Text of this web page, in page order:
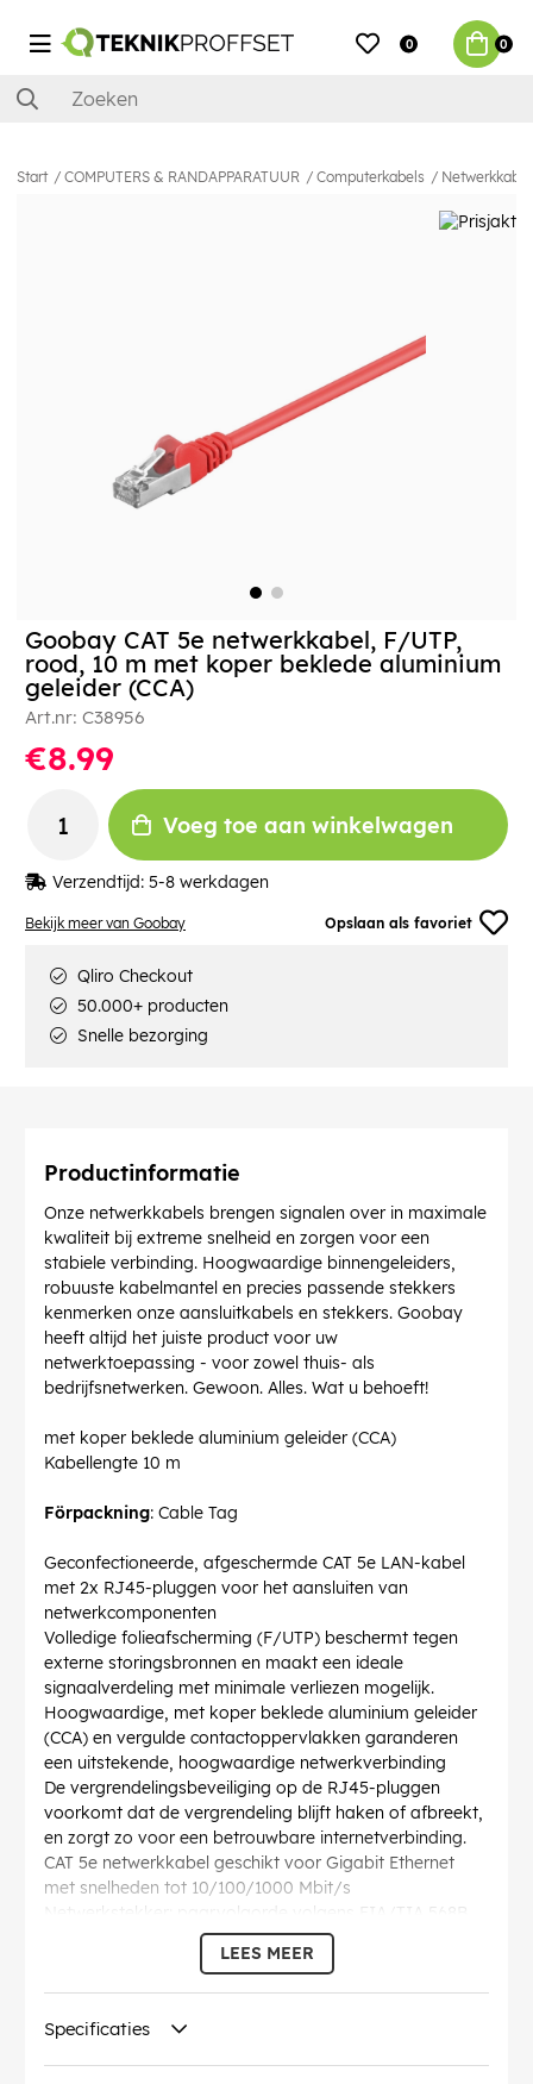
0 0
Start COMPUTERS & RANDAPPARATUUR Computerkabels
Bekijk meer van Goobay Opslaan als favoriet
Goobay CAT 5e netwerkkabel, F/UTP,
rood, 10 m met koper beklede aluminium
geleider (CCA)
Art.nr: C38956
€8.99
Voeg toe aan winkelwagen
Verzendtijd: 5-8 werkdagen
Qliro Checkout
50.000+ producten
Snelle bezorging
Productinformatie
Onze netwerkkabels brengen signalen over in maximale
kwaliteit bij extreme snelheid en zorgen voor een
stabiele verbinding. Hoogwaardige binnengeleiders,
robuuste kabelmantel en precies passende stekkers
kenmerken onze aansluitkabels en stekkers. Goobay
heeft altijd het juiste product voor uw
netwerktoepassing - voor zowel thuis- als
bedrijfsnetwerken. Gewoon. Alles. Wat u behoeft!
met koper beklede aluminium geleider (CCA)
Kabellengte 10 m
Förpackning: Cable Tag
Geconfectioneerde, afgeschermde CAT 5e LAN-kabel
met 2x RJ45-pluggen voor het aansluiten van
netwerkcomponenten
Volledige folieafscherming (F/UTP) beschermt tegen
externe storingsbronnen en maakt een ideale
signaalverdeling met minimale verliezen mogelijk.
Hoogwaardige, met koper beklede aluminium geleider
(CCA) en vergulde contactoppervlakken garanderen
een uitstekende, hoogwaardige netwerkverbinding
De vergrendelingsbeveiliging op de RJ45-pluggen
voorkomt dat de vergrendeling blijft haken of afbreekt,
en zorgt zo voor een betrouwbare internetverbinding.
CAT 5e netwerkkabel geschikt voor Gigabit Ethernet
met snelheden tot 10/100/1000 Mbit/s
Netwerkstekker: paarvolgorde volgens EIA/TIA 568B,
kabelstructuur: getwist paar kabel
Lengtespecificatie van de Ethernetkabel is genoteerd
op de overmoulded slimline-knikbeveiliging op de
AWG: 26/7 (stranded)
Buigradius >: 46.4 mm
LEES MEER
Specificaties